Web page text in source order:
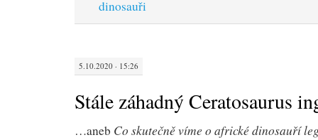
dinosauři
5.10.2020 · 15:26
Stále záhadný Ceratosaurus
…aneb Co skutečně víme o africké dinosauří